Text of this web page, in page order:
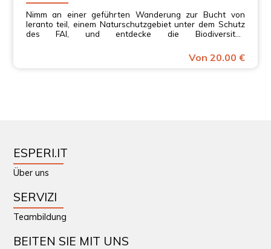
Nimm an einer geführten Wanderung zur Bucht von
Ieranto teil, einem Naturschutzgebiet unter dem Schutz
des FAI, und entdecke die Biodiversität,
Von 20.00 €
ESPERI.IT
Über uns
SERVIZI
Teambildung
BEITEN SIE MIT UNS